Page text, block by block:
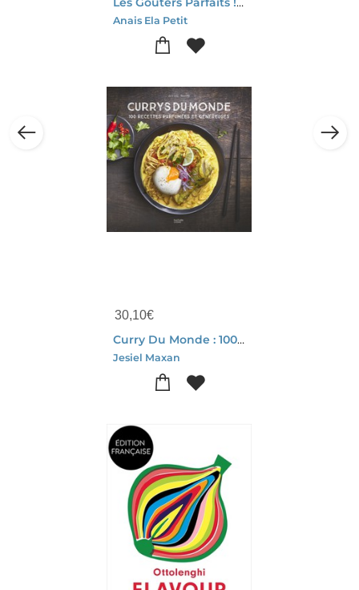
Anais Ela Petit
30,10€
Curry Du Monde : 100 Recettes Parfumees Et Genereuses
Jesiel Maxan